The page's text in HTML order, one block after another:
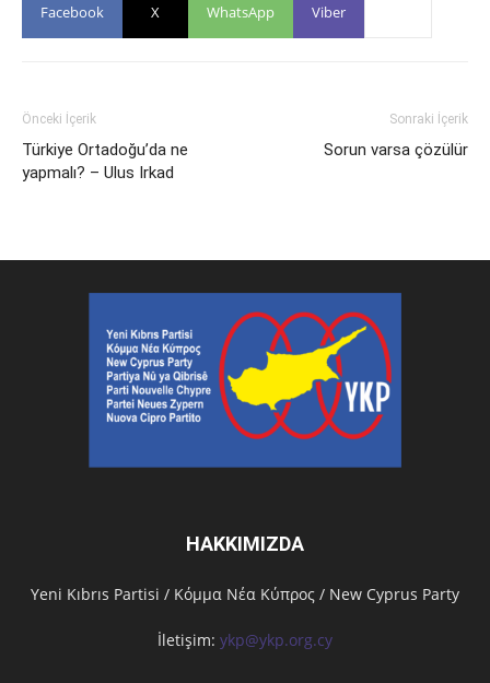
Facebook X WhatsApp Viber
Önceki İçerik
Türkiye Ortadoğu’da ne
yapmalı? – Ulus Irkad
Sonraki İçerik
Sorun varsa çözülür
HAKKIMIZDA
Υeni Kıbrıs Partisi / Κόμμα Νέα Κύπρος / New Cyprus Party
İletişim: ykp@ykp.org.cy